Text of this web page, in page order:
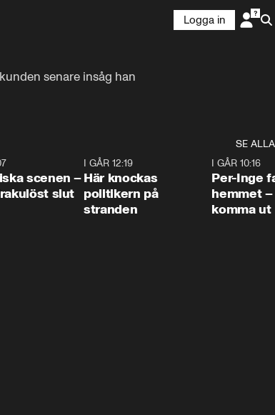
Logga in
senare insåg han
SE ALLA
scenen –
slut
I GÅR 12:19
Här knockas
politikern på
stranden
I GÅR 10:16
Per-Inge
hemmet
komma ut